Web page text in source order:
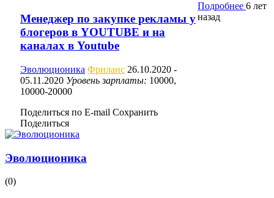
Менеджер по закупке рекламы у
блогеров в YOUTUBE и на
каналах в Youtube
Эволюционика Фриланс 26.10.2020 -
05.11.2020 Уровень зарплаты: 10000,
10000-20000
Поделиться по E-mail Сохранить
Поделиться
Подробнее6 лет
назад
Эволюционика
(0)